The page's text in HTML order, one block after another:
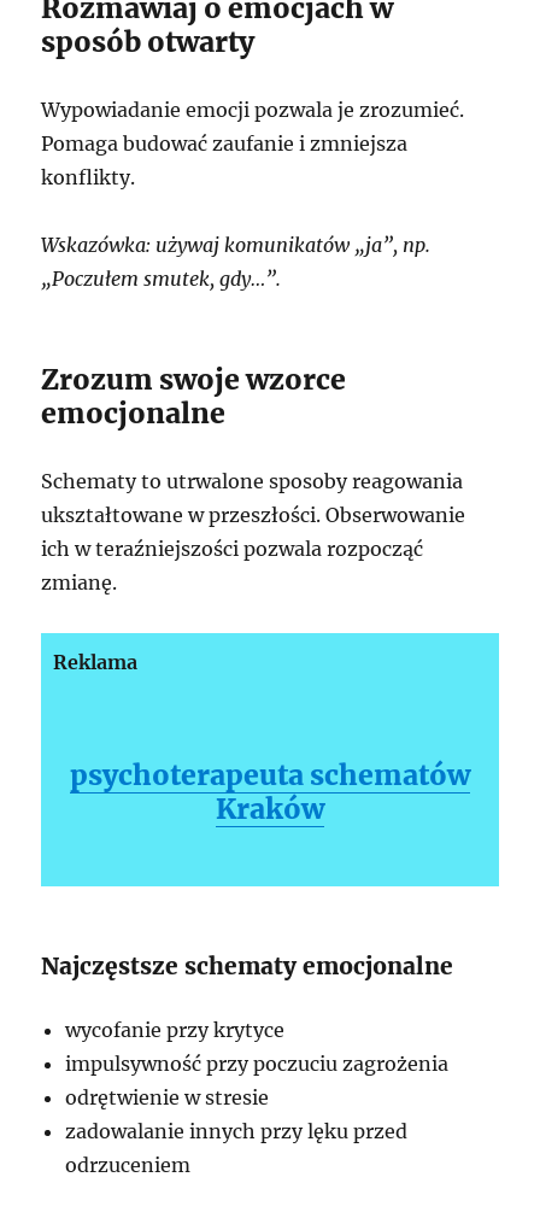
Rozmawiaj o emocjach w
sposób otwarty
Wypowiadanie emocji pozwala je zrozumieć.
Pomaga budować zaufanie i zmniejsza
konflikty.
Wskazówka: używaj komunikatów „ja”, np.
„Poczułem smutek, gdy…”.
Zrozum swoje wzorce
emocjonalne
Schematy to utrwalone sposoby reagowania
ukształtowane w przeszłości. Obserwowanie
ich w teraźniejszości pozwala rozpocząć
zmianę.
Reklama
psychoterapeuta schematów
Kraków
Najczęstsze schematy emocjonalne
wycofanie przy krytyce
impulsywność przy poczuciu zagrożenia
odrętwienie w stresie
zadowalanie innych przy lęku przed
odrzuceniem